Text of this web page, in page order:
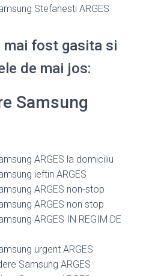
Stefanesti ARGES
mai fost gasita si
de mai jos:
Samsung
ARGES la domiciliu
ieftin ARGES
ARGES non-stop
ARGES non stop
ARGES IN REGIM DE
urgent ARGES
Samsung ARGES